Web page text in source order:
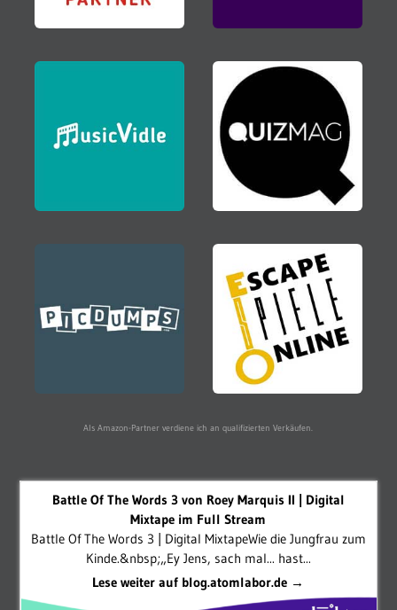
Als Amazon-Partner verdiene ich an qualifizierten Verkäufen.
Battle Of The Words 3 von Roey Marquis II | Digital
Mixtape im Full Stream
Battle Of The Words 3 | Digital MixtapeWie die Jungfrau zum
Kinde.&nbsp;„Ey Jens, sach mal... hast...
Lese weiter auf blog.atomlabor.de →